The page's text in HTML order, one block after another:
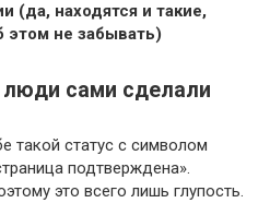
(да, находятся и такие,
не забывать)
сами сделали
такой статус с символом
подтверждена».
это всего лишь глупость.